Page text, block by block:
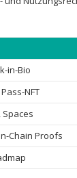
in-Bio
NFT
Spaces
Chain Proofs